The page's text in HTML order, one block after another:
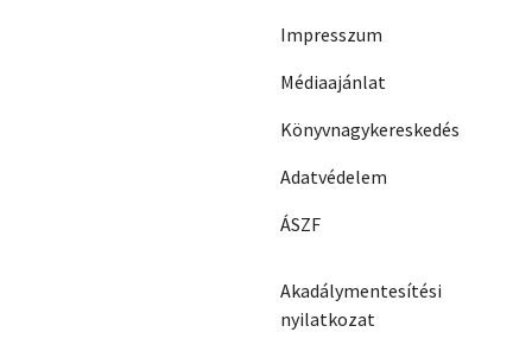
Impresszum
Médiaajánlat
Könyvnagykereskedés
Adatvédelem
ÁSZF
Akadálymentesítési
nyilatkozat